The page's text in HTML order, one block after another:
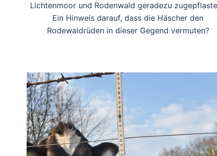
Lichtenmoor und Rodenwald geradezu
Ein Hinweis darauf, dass die Häscher den
Rodewaldrüden in dieser Gegend vermuten?